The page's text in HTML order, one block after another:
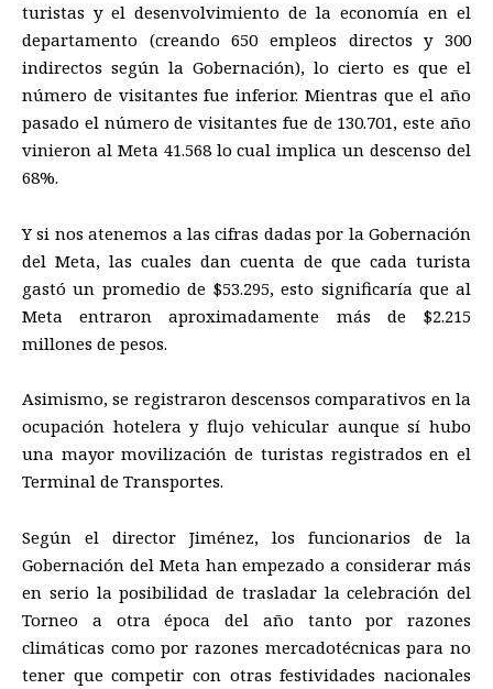
turistas y el desenvolvimiento de la economía en el
departamento (creando 650 empleos directos y 300
indirectos según la Gobernación), lo cierto es que el
número de visitantes fue inferior. Mientras que el año
pasado el número de visitantes fue de 130.701, este año
vinieron al Meta 41.568 lo cual implica un descenso del
68%.
Y si nos atenemos a las cifras dadas por la Gobernación
del Meta, las cuales dan cuenta de que cada turista
gastó un promedio de $53.295, esto significaría que al
Meta entraron aproximadamente más de $2.215
millones de pesos.
Asimismo, se registraron descensos comparativos en la
ocupación hotelera y flujo vehicular aunque sí hubo
una mayor movilización de turistas registrados en el
Terminal de Transportes.
Según el director Jiménez, los funcionarios de la
Gobernación del Meta han empezado a considerar más
en serio la posibilidad de trasladar la celebración del
Torneo a otra época del año tanto por razones
climáticas como por razones mercadotécnicas para no
tener que competir con otras festividades nacionales